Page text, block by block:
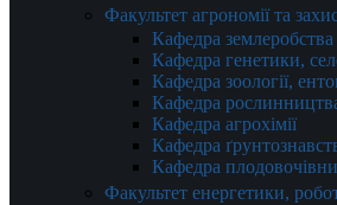
Факультет агрономії та
Кафедра
Кафедра генетики,
Кафедра зоології,
Кафедра
Кафедра агрохімії
Кафедра
Кафедра
Факультет енергетики,